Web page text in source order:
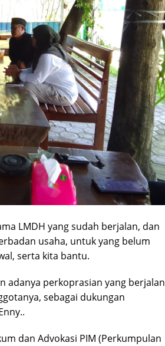
LMDH yang sudah berjalan, dan
usaha, untuk yang belum
serta kita bantu.
adanya perkoprasian yang berjalan
sebagai dukungan
dan Advokasi PIM (Perkumpulan